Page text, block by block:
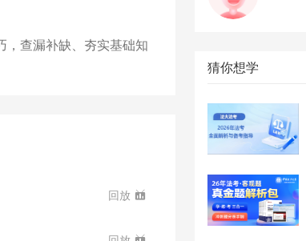
，查漏补缺、夯实基础知
回放
猜你想学